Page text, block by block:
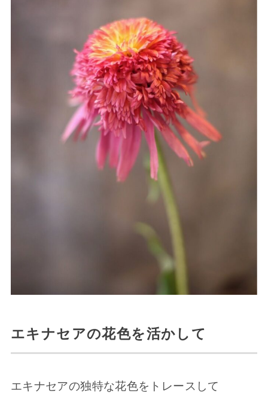
エキナセアの花色を活かして
エキナセアの独特な花色をトレースして